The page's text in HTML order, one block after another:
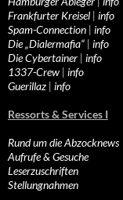
Frankfurter Kreisel | info
Spam-Connection | info
Die „Dialermafia“ | info
Die Cybertainer | info
1337-Crew | info
Guerillaz | info
Ressorts & Services I
Rund um die Abzocknews
Aufrufe & Gesuche
Leserzuschriften
Stellungnahmen